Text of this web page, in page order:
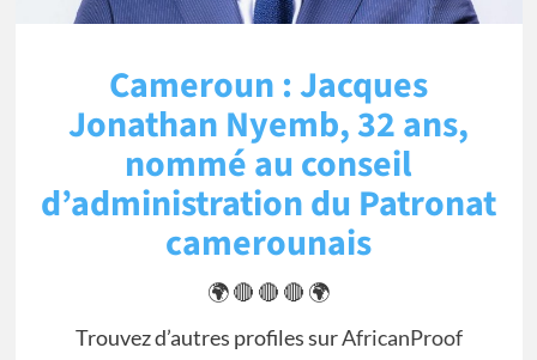
Cameroun : Jacques
Jonathan Nyemb, 32 ans,
nommé au conseil
d’administration du Patronat
camerounais
🌍 🔴 🔴 🔴 🌍
Trouvez d’autres profiles surAfricanProof